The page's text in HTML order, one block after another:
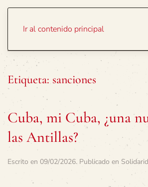
Ir al contenido principal
Etiqueta: sanciones
Cuba, mi Cuba, ¿una
las Antillas?
Escrito en 09/02/2026. Publicado en